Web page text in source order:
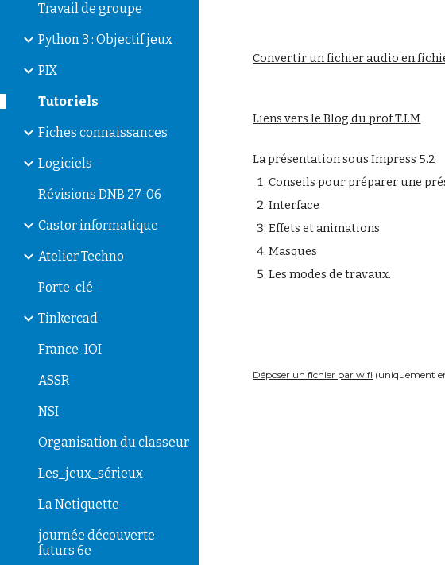
Travail de groupe
Python 3 : Objectif jeux
PIX
Tutoriels
Fiches connaissances
Logiciels
Révisions DNB 27-06
Castor informatique
Atelier Techno
Porte-clé
Tinkercad
France-IOI
ASSR
NSI
Organisation du classeur
Les_jeux_sérieux
La Netiquette
journée découverte
futurs 6e
Convertir un fichier audio en
Liens vers le Blog du prof T.I.M
La présentation sous Impress 5.2
Conseils pour préparer une
Interface
Effets et animations
Masques
Les modes de travaux.
Déposer un fichier par wifi (uniquement